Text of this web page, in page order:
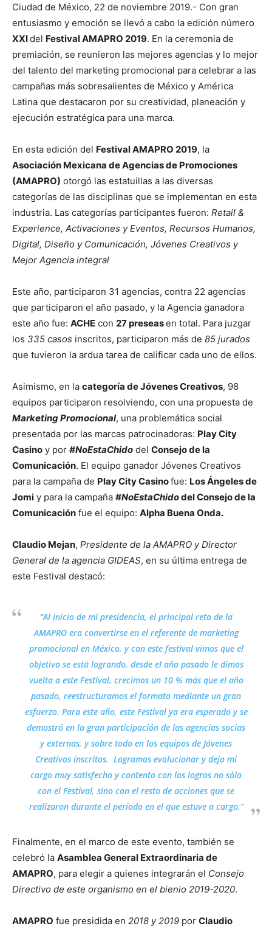
Ciudad de México, 22 de noviembre 2019.- Con gran
entusiasmo y emoción se llevó a cabo la edición número
XXIdel Festival AMAPRO 2019. En la ceremonia de
premiación, se reunieron las mejores agencias y lo mejor
del talento del marketing promocional para celebrar a las
campañas más sobresalientes de México y América
Latina que destacaron por su creatividad, planeación y
ejecución estratégica para una marca.
En esta edición del Festival AMAPRO 2019, la
Asociación Mexicana de Agencias de Promociones
(AMAPRO) otorgó las estatuillas a las diversas
categorías de las disciplinas que se implementan en esta
industria. Las categorías participantes fueron: Retail &
Experience, Activaciones y Eventos, Recursos Humanos,
Digital, Diseño y Comunicación, Jóvenes Creativos y
Mejor Agencia integral
Este año, participaron 31 agencias, contra 22 agencias
que participaron el año pasado, y la Agencia ganadora
este año fue: ACHE con 27 preseasen total. Para juzgar
los 335 casos inscritos, participaron más de 85 jurados
que tuvieron la ardua tarea de calificar cada uno de ellos.
Asimismo, en la categoría de Jóvenes Creativos, 98
equipos participaron resolviendo, con una propuesta de
Marketing Promocional, una problemática social
presentada por las marcas patrocinadoras: Play City
Casino y por #NoEstaChido del Consejo de la
Comunicación. El equipo ganador Jóvenes Creativos
para la campaña de Play City Casinofue: Los Ángeles de
Jomi y para la campaña #NoEstaChidodel Consejo de la
Comunicación fue el equipo: Alpha Buena Onda.
Claudio Mejan, Presidente de la AMAPRO y Director
General de la agencia GIDEAS, en su última entrega de
este Festival destacó:
“Al inicio de mi presidencia, el principal reto de la
AMAPRO era convertirse en el referente de marketing
promocional en México, y con este festival vimos que el
objetivo se está logrando, desde el año pasado le dimos
vuelta a este Festival, crecimos un 10 % más que el año
pasado, reestructuramos el formato mediante un gran
esfuerzo. Para este año, este Festival ya era esperado y se
demostró en la gran participación de las agencias socias
y externas, y sobre todo en los equipos de Jóvenes
Creativos inscritos. Logramos evolucionar y dejo mi
cargo muy satisfecho y contento con los logros no sólo
con el Festival, sino con el resto de acciones que se
realizaron durante el período en el que estuve a cargo.”
Finalmente, en el marco de este evento, también se
celebró la Asamblea General Extraordinaria de
AMAPRO, para elegir a quienes integrarán el Consejo
Directivo de este organismo en el bienio 2019-2020.
AMAPRO fue presidida en 2018 y 2019 por Claudio